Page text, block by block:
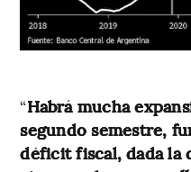
“Habrá mucha
segundo semestre,
déficit fiscal, dada la